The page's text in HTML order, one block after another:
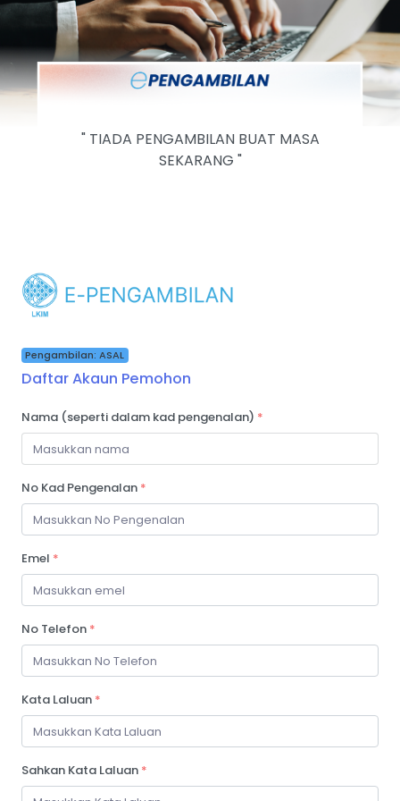
" TIADA PENGAMBILAN BUAT MASA
SEKARANG "
Pengambilan: ASAL
Daftar Akaun Pemohon
Nama (seperti dalam kad pengenalan) *
No Kad Pengenalan *
Emel *
No Telefon *
Kata Laluan *
Sahkan Kata Laluan *